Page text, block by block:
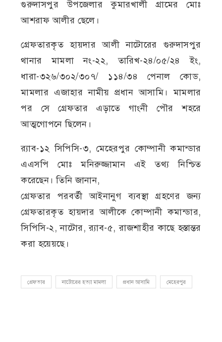
গুরুদাসপুর উপজেলার কুমারখালী গ্রামের মোঃ
আশরাফ আলীর ছেলে।
গ্রেফতারকৃত হায়দার আলী নাটোরের গুরুদাসপুর
থানার মামলা নং-২২, তারিখ-২৪/০৫/২৪ ইং,
ধারা-৩২৬/৩০২/৩০৭/ ১১৪/৩৪ পেনাল কোড,
মামলার এজাহার নামীয় প্রধান আসামি। মামলার
পর সে গ্রেফতার এড়াতে গাংনী পৌর শহরে
আত্মগোপনে ছিলেন।
র‌্যাব-১২ সিপিসি-৩, মেহেরপুর কোম্পানী কমান্ডার
এএসপি মোঃ মনিরুজ্জামান এই তথ্য নিশ্চিত
করেছেন। তিনি জানান,
গ্রেফতার পরবর্তী আইনানুগ ব্যবস্থা গ্রহণের জন্য
গ্রেফতারকৃত হায়দার আলীকে কোম্পানী কমান্ডার,
সিপিসি-২, নাটোর, র‌্যাব-৫, রাজশাহীর কাছে হস্তান্তর
করা হয়েয়ছে।
গ্রেফতার নাটোরের হত্যা মামলা প্রধান আসামি মেহেরপুর